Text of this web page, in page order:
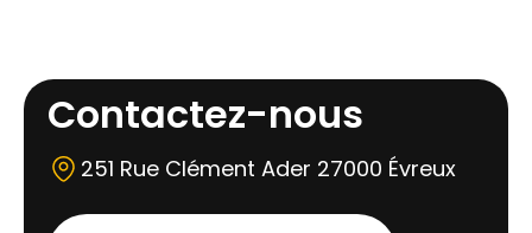
Contactez-nous
251 Rue Clément Ader 27000 Évreux